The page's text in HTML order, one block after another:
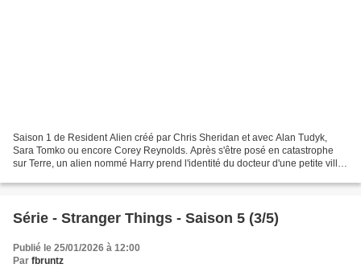
Saison 1 de Resident Alien créé par Chris Sheridan et avec Alan Tudyk,
Sara Tomko ou encore Corey Reynolds. Après s'être posé en catastrophe
sur Terre, un alien nommé Harry prend l'identité du docteur d'une petite ville
Série - Stranger Things - Saison 5 (3/5)
Publié le 25/01/2026 à 12:00
Par fbruntz